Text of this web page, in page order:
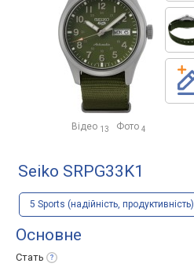
Відео 13 Фото 4
Seiko SRPG33K1
5 Sports (надійність, продуктивність)
Основне
Стать